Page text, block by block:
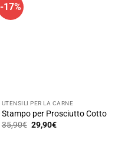
-17%
UTENSILI PER LA CARNE
Stampo per Prosciutto Cotto
35,90€ Il
prezzo
29,90€Il